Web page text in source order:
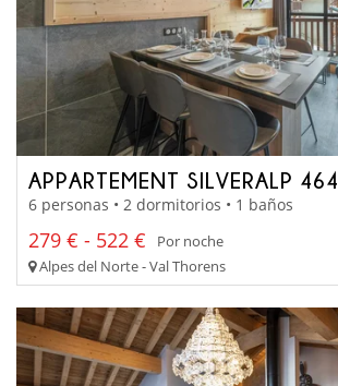
APPARTEMENT SILVERALP 464
6 personas • 2 dormitorios • 1 baños
279 € - 522 €
Por noche
Alpes del Norte - Val Thorens